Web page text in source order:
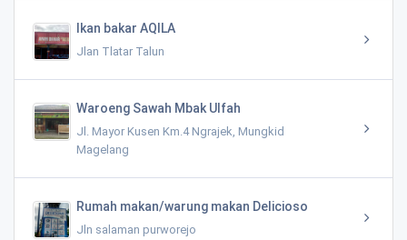
Ikan bakar AQILA
Jlan Tlatar Talun
Waroeng Sawah Mbak Ulfah
Jl. Mayor Kusen Km.4 Ngrajek, Mungkid
Magelang
Rumah makan/warung makan Delicioso
Jln salaman purworejo